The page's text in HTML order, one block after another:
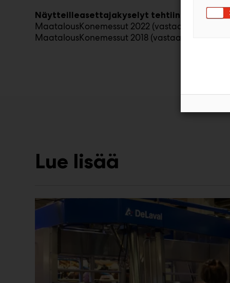
Näytteilleasettajakyselyt tehtiin:
MaatalousKonemessut 2022 (vastaajia 74
MaatalousKonemessut 2018 (vastaajia 52
Lue lisää